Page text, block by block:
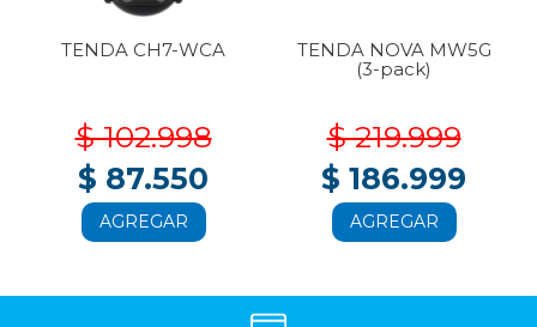
TENDA CH7-WCA
$ 102.998
$ 87.550
AGREGAR
TENDA NOVA MW5G
(3-pack)
$ 219.999
$ 186.999
AGREGAR